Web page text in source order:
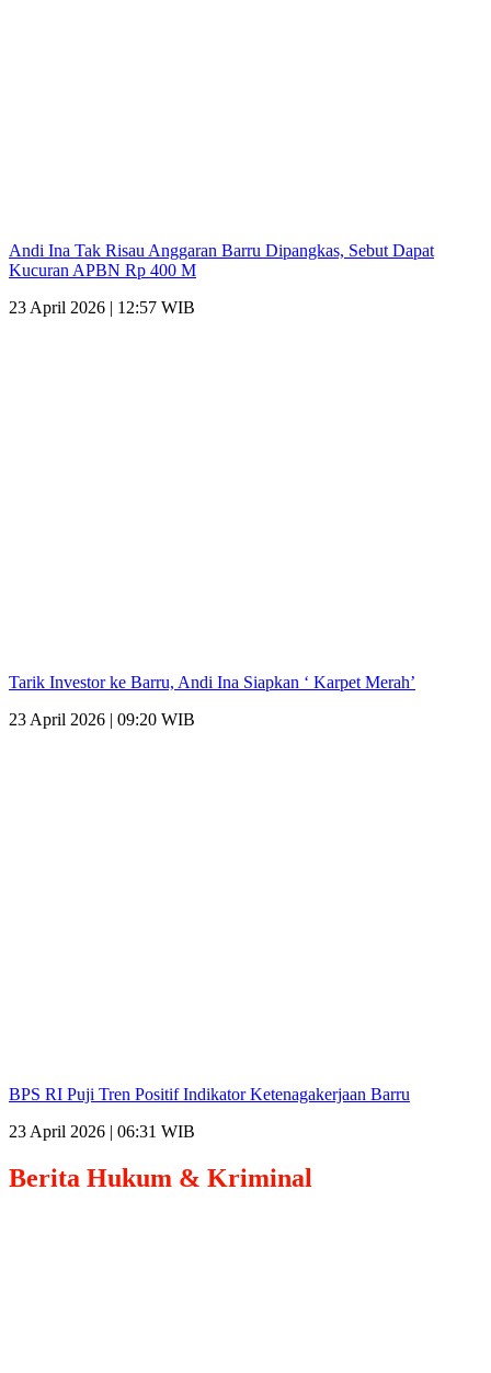
Andi Ina Tak Risau Anggaran Barru Dipangkas, Sebut Dapat
Kucuran APBN Rp 400 M
23 April 2026 | 12:57 WIB
Tarik Investor ke Barru, Andi Ina Siapkan ‘ Karpet Merah’
23 April 2026 | 09:20 WIB
BPS RI Puji Tren Positif Indikator Ketenagakerjaan Barru
23 April 2026 | 06:31 WIB
Berita Hukum & Kriminal